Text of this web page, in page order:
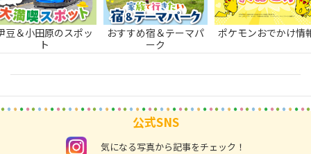
豆＆小田原のスポッ
ト
おすすめ宿＆テーマパ
ーク
ポケモンおでかけ情
公式SNS
instagram 気になる写真から記事をチェック！